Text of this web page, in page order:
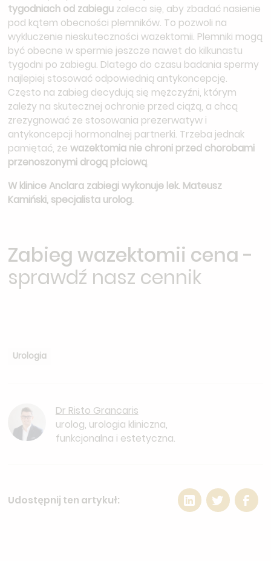
tygodniach od zabiegu zaleca się, aby zbadać nasienie
pod kątem obecności plemników. To pozwoli na
wykluczenie nieskuteczności wazektomii. Plemniki mogą
być obecne w spermie jeszcze nawet do kilkunastu
tygodni po zabiegu. Dlatego do czasu badania spermy
najlepiej stosować odpowiednią antykoncepcję.
Często na zabieg decydują się mężczyźni, którym
zależy na skutecznej ochronie przed ciążą, a chcą
zrezygnować ze stosowania prezerwatyw i
antykoncepcji hormonalnej partnerki. Trzeba jednak
pamiętać, żewazektomia nie chroni przed chorobami
przenoszonymi drogą płciową.
W klinice Anclara zabiegi wykonuje lek. Mateusz
Kamiński, specjalista urolog.
Zabieg wazektomii cena -
sprawdź nasz cennik
Urologia
Dr Risto Grancaris
urolog, urologia kliniczna,
funkcjonalna i estetyczna.
Udostępnij ten artykuł: